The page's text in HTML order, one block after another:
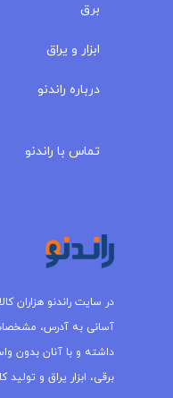
برق
ابزار و یراق
درباره‌ راندنو
تماس با راندنو
در سایت راندنو
آسانی به آدرس،
داشته و با آنان بدون
برقی، ابزار یراق و